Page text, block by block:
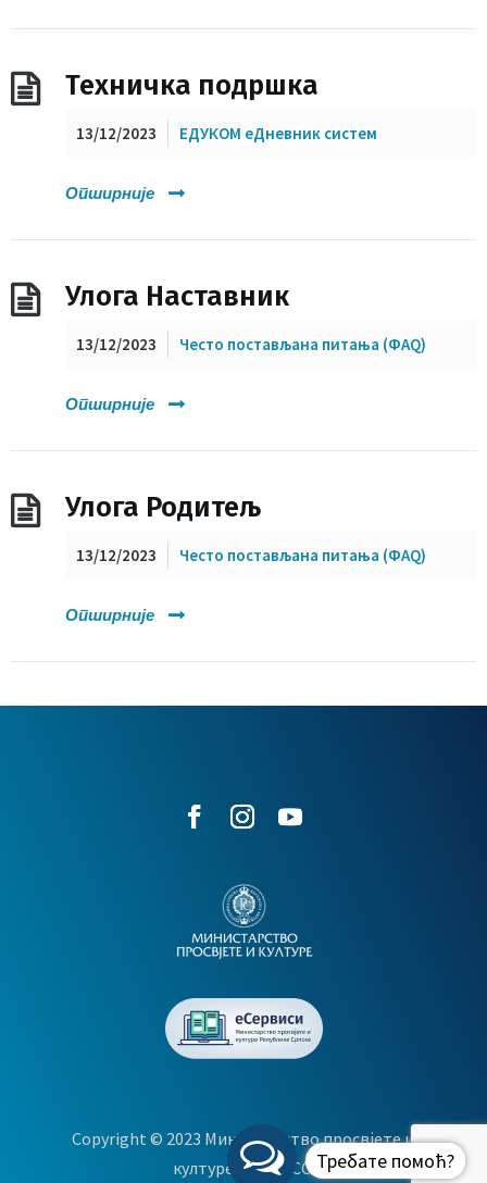
Техничка подршка
13/12/2023 ЕДУКОМ еДневник систем
Опширније
Улога Наставник
13/12/2023 Често постављана питања (ФАQ)
Опширније
Улога Родитељ
13/12/2023 Често постављана питања (ФАQ)
Опширније
Copyright © 2023 Министарство просвјете и
културе & LANACO Требате помоћ?